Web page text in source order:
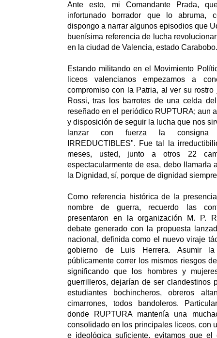
Ante esto, mi Comandante Prada,
infortunado borrador que lo abruma,
dispongo a narrar algunos episodios que
buenísima referencia de lucha
en la ciudad de Valencia, estado Carabobo.
Estando militando en el Movimiento
liceos valencianos empezamos a
compromiso con la Patria, al ver su
Rossi, tras los barrotes de una celda
reseñado en el periódico RUPTURA; aun
y disposición de seguir la lucha que nos
lanzar con fuerza la consigna
IRREDUCTIBLES". Fue tal la
meses, usted, junto a otros 22
espectacularmente de esa, debo llamarla
la Dignidad, sí, porque de dignidad
Como referencia histórica de la
nombre de guerra, recuerdo las
presentaron en la organización M. P.
debate generado con la propuesta
nacional, definida como el nuevo viraje
gobierno de Luis Herrera. Asumir
públicamente correr los mismos riesgos
significando que los hombres y
guerrilleros, dejarían de ser clandestinos
estudiantes bochincheros, obreros
cimarrones, todos bandoleros.
donde RUPTURA mantenía una
consolidado en los principales liceos, con
e ideológica suficiente, evitamos que el